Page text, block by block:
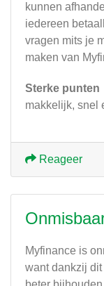
kunnen
iedereen
vragen mits je
maken van
Sterke punten
makkelijk, snel
Reageer
Myfinance is
want dankzij